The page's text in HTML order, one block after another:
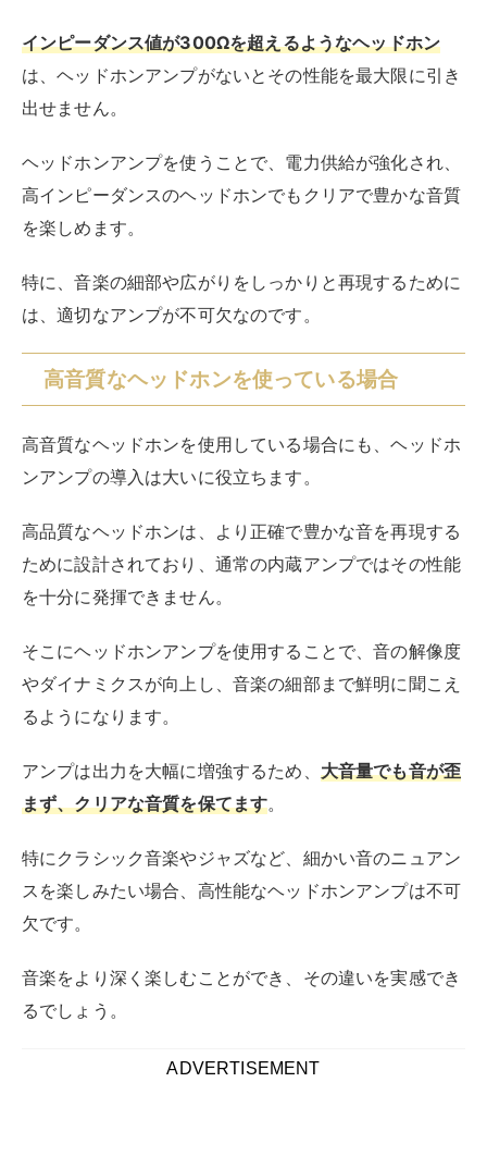
インピーダンス値が300Ωを超えるようなヘッドホン
は、ヘッドホンアンプがないとその性能を最大限に引き
出せません。
ヘッドホンアンプを使うことで、電力供給が強化され、
高インピーダンスのヘッドホンでもクリアで豊かな音質
を楽しめます。
特に、音楽の細部や広がりをしっかりと再現するために
は、適切なアンプが不可欠なのです。
高音質なヘッドホンを使っている場合
高音質なヘッドホンを使用している場合にも、ヘッドホ
ンアンプの導入は大いに役立ちます。
高品質なヘッドホンは、より正確で豊かな音を再現する
ために設計されており、通常の内蔵アンプではその性能
を十分に発揮できません。
そこにヘッドホンアンプを使用することで、音の解像度
やダイナミクスが向上し、音楽の細部まで鮮明に聞こえ
るようになります。
アンプは出力を大幅に増強するため、 大音量でも音が歪
まず、クリアな音質を保てます。
特にクラシック音楽やジャズなど、細かい音のニュアン
スを楽しみたい場合、高性能なヘッドホンアンプは不可
欠です。
音楽をより深く楽しむことができ、その違いを実感でき
るでしょう。
ADVERTISEMENT